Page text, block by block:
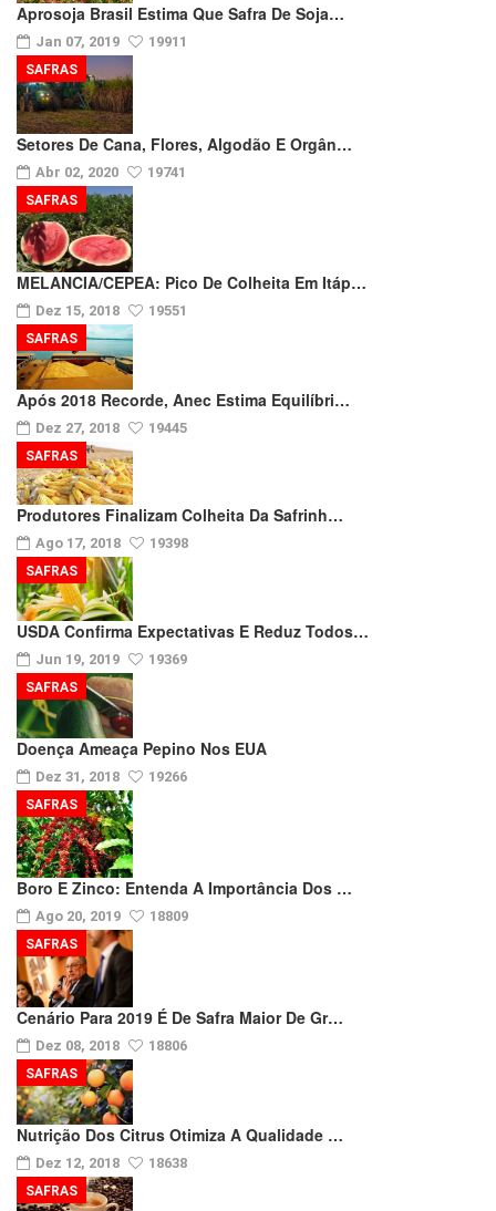
Aprosoja Brasil Estima Que Safra De Soja…
Jan 07, 2019 19911
Setores De Cana, Flores, Algodão E Orgân…
Abr 02, 2020 19741
SAFRAS
MELANCIA/CEPEA: Pico De Colheita Em Itáp…
Dez 15, 2018 19551
SAFRAS
Após 2018 Recorde, Anec Estima Equilíbri…
Dez 27, 2018 19445
SAFRAS
Produtores Finalizam Colheita Da Safrinh…
Ago 17, 2018 19398
SAFRAS
USDA Confirma Expectativas E Reduz Todos…
Jun 19, 2019 19369
SAFRAS
Doença Ameaça Pepino Nos EUA
Dez 31, 2018 19266
SAFRAS
Boro E Zinco: Entenda A Importância Dos …
Ago 20, 2019 18809
SAFRAS
Cenário Para 2019 É De Safra Maior De Gr…
Dez 08, 2018 18806
SAFRAS
Nutrição Dos Citrus Otimiza A Qualidade …
Dez 12, 2018 18638
SAFRAS
SAFRAS